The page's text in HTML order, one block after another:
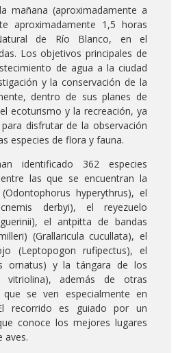
mañana (aproximadamente a
aproximadamente 1,5 horas
de Río Blanco, en el
Los objetivos principales de
de agua a la ciudad
y la conservación de la
dentro de sus planes de
ecoturismo y la recreación, ya
disfrutar de la observación
especies de flora y fauna.
identificado 362 especies
las que se encuentran la
hyperythrus), el
derbyi), el reyezuelo
el antpitta de bandas
(Grallaricula cucullata), el
(Leptopogon rufipectus), el
ornatus) y la tángara de los
vitriolina), además de otras
que se ven especialmente en
recorrido es guiado por un
conoce los mejores lugares
aves.